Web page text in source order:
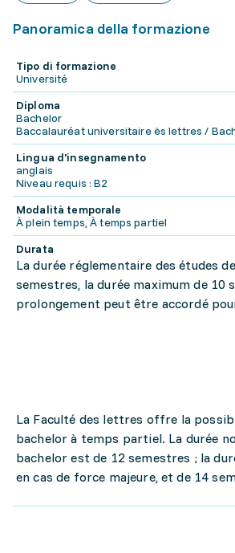
Panoramica della formazione
Tipo di formazione
Université
Diploma
Bachelor
Baccalauréat universitaire ès lettres /
Lingua d'insegnamento
anglais
Niveau requis : B2
Modalità temporale
À plein temps, À temps partiel
Durata
La durée réglementaire des études
semestres, la durée maximum de 10
prolongement peut être accordé
La Faculté des lettres offre la
bachelor à temps partiel. La durée
bachelor est de 12 semestres ; la
en cas de force majeure, et de 14